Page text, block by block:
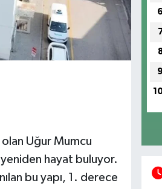
olan Uğur Mumcu
yeniden hayat buluyor.
bu yapı, 1. derece
6
9